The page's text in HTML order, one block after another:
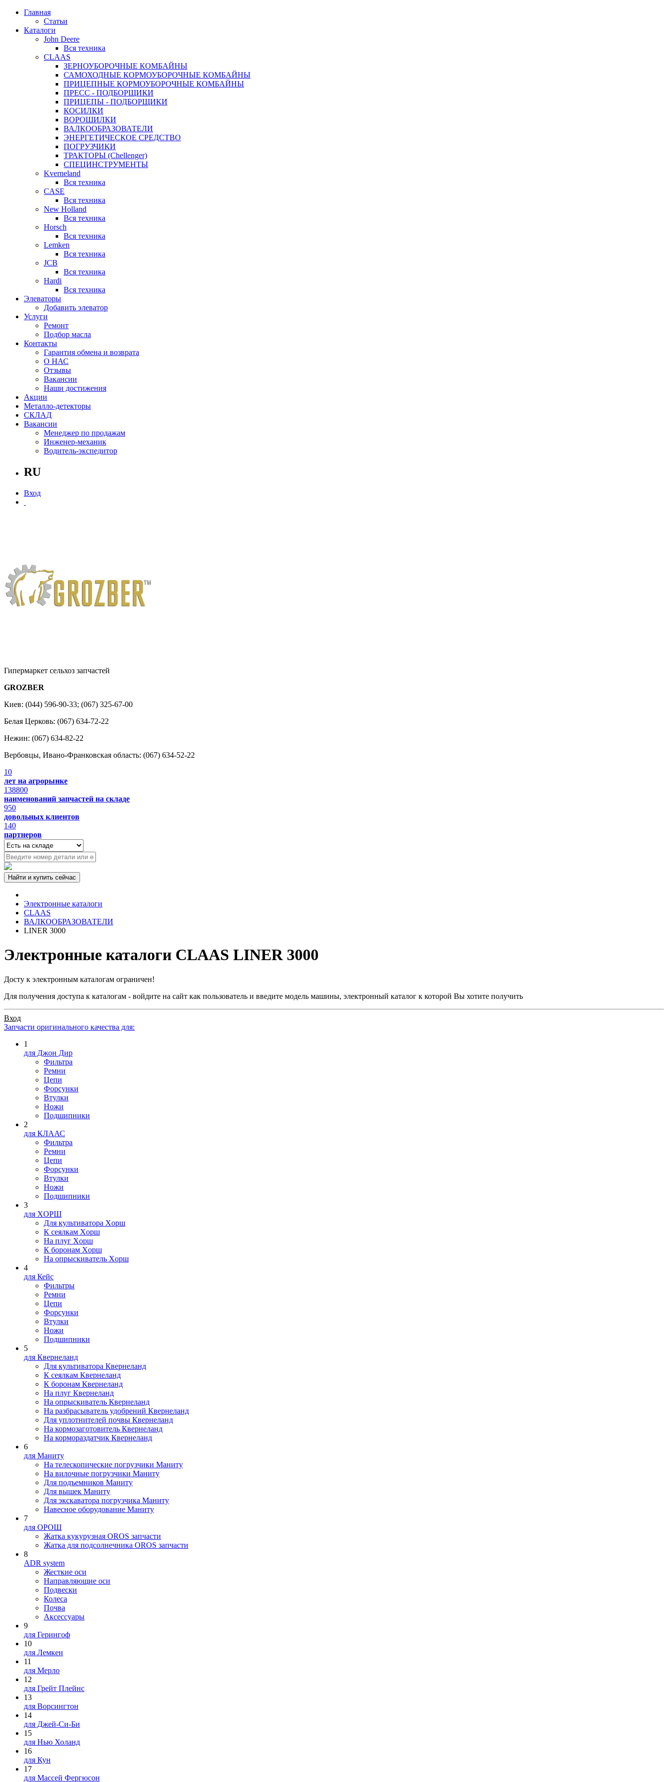
Главная
Статьи
Каталоги
John Deere
Вся техника
CLAAS
ЗЕРНОУБОРОЧНЫЕ КОМБАЙНЫ
САМОХОДНЫЕ КОРМОУБОРОЧНЫЕ КОМБАЙНЫ
ПРИЦЕПНЫЕ КОРМОУБОРОЧНЫЕ КОМБАЙНЫ
ПРЕСС - ПОДБОРЩИКИ
ПРИЦЕПЫ - ПОДБОРЩИКИ
КОСИЛКИ
ВОРОШИЛКИ
ВАЛКООБРАЗОВАТЕЛИ
ЭНЕРГЕТИЧЕСКОЕ СРЕДСТВО
ПОГРУЗЧИКИ
ТРАКТОРЫ (Chellenger)
СПЕЦИНСТРУМЕНТЫ
Kverneland
Вся техника
CASE
Вся техника
New Holland
Вся техника
Horsch
Вся техника
Lemken
Вся техника
JCB
Вся техника
Hardi
Вся техника
Элеваторы
Добавить элеватор
Услуги
Ремонт
Подбор масла
Контакты
Гарантия обмена и возврата
О НАС
Отзывы
Вакансии
Наши достижения
Акции
Металло-детекторы
СКЛАД
Вакансии
Менеджер по продажам
Инженер-механик
Водитель-экспедитор
RU
Вход
Гипермаркет сельхоз запчастей
GROZBER
Киев: (044) 596-90-33; (067) 325-67-00
Белая Церковь: (067) 634-72-22
Нежин: (067) 634-82-22
Вербовцы, Ивано-Франковская область: (067) 634-52-22
10
лет на агрорынке
138800
наименований запчастей на складе
950
довольных клиентов
140
партнеров
Электронные каталоги
CLAAS
ВАЛКООБРАЗОВАТЕЛИ
LINER 3000
Электронные каталоги CLAAS LINER 3000
Досту к электронным каталогам ограничен!
Для получения доступа к каталогам - войдите на сайт как пользователь и введите модель машины, электронный каталог к которой Вы хотите получить
Вход
Запчасти оригинального качества для:
1
для Джон Дир
Фильтра
Ремни
Цепи
Форсунки
Втулки
Ножи
Подшипники
2
для КЛААС
Фильтра
Ремни
Цепи
Форсунки
Втулки
Ножи
Подшипники
3
для XOPШ
Для культиватора Xopш
К сеялкам Xopш
На плуг Xopш
К боронам Xopш
На опрыскиватель Xopш
4
для Кейс
Фильтры
Ремни
Цепи
Форсунки
Втулки
Ножи
Подшипники
5
для Квернеланд
Для культиватора Квернеланд
К сеялкам Квернеланд
К боронам Квернеланд
На плуг Квернеланд
На опрыскиватель Квернеланд
На разбрасыватель удобрений Квернеланд
Для уплотнителей почвы Квернеланд
На кормозаготовитель Квернеланд
На кормораздатчик Квернеланд
6
для Маниту
На телескопические погрузчики Маниту
На вилочные погрузчики Маниту
Для подъемников Маниту
Для вышек Маниту
Для экскаватора погрузчика Маниту
Навесное оборудование Маниту
7
для ОРОШ
Жатка кукурузная OROS запчасти
Жатка для подсолнечника OROS запчасти
8
ADR system
Жесткие оси
Направляющие оси
Подвески
Колеса
Почва
Аксессуары
9
для Герингоф
10
для Лемкен
11
для Мерло
12
для Грейт Плейнс
13
для Ворсингтон
14
для Джей-Си-Би
15
для Нью Холанд
16
для Кун
17
для Массей Фергюсон